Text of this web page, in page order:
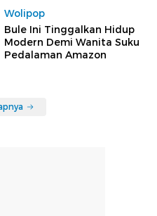
Wolipop
Bule Ini Tinggalkan Hidup
Modern Demi Wanita Suku
Pedalaman Amazon